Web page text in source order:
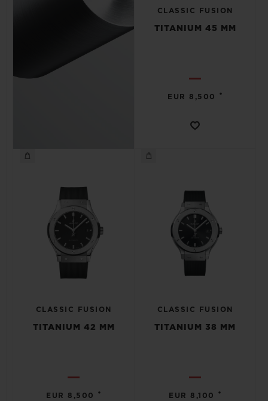
CLASSIC FUSION
TITANIUM 45 MM
EUR 8,500 •
CLASSIC FUSION
TITANIUM 42 MM
EUR 8,500 •
CLASSIC FUSION
TITANIUM 38 MM
EUR 8,100 •